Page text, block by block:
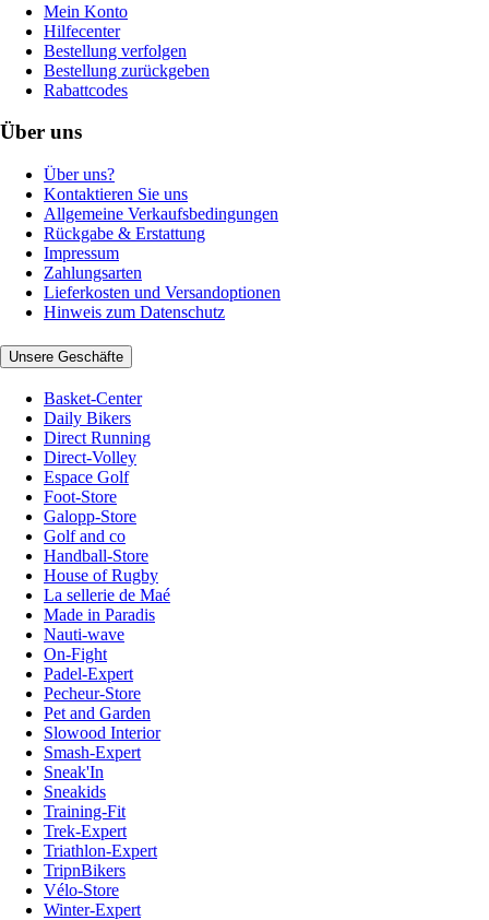
Mein Konto
Hilfecenter
Bestellung verfolgen
Bestellung zurückgeben
Rabattcodes
Über uns
Über uns?
Kontaktieren Sie uns
Allgemeine Verkaufsbedingungen
Rückgabe & Erstattung
Impressum
Zahlungsarten
Lieferkosten und Versandoptionen
Hinweis zum Datenschutz
Unsere Geschäfte
Basket-Center
Daily Bikers
Direct Running
Direct-Volley
Espace Golf
Foot-Store
Galopp-Store
Golf and co
Handball-Store
House of Rugby
La sellerie de Maé
Made in Paradis
Nauti-wave
On-Fight
Padel-Expert
Pecheur-Store
Pet and Garden
Slowood Interior
Smash-Expert
Sneak'In
Sneakids
Training-Fit
Trek-Expert
Triathlon-Expert
TripnBikers
Vélo-Store
Winter-Expert